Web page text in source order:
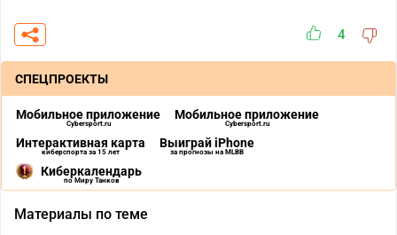
4
СПЕЦПРОЕКТЫ
Мобильное приложение
Cybersport.ru
Мобильное приложение
Cybersport.ru
Интерактивная карта
киберспорта за 15 лет
Выиграй iPhone
за прогнозы на MLBB
Киберкалендарь
по Миру Танков
Материалы по теме